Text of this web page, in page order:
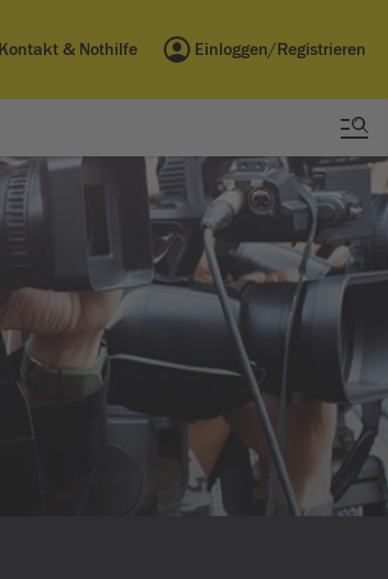
Kontakt & Nothilfe Einloggen/Registrieren